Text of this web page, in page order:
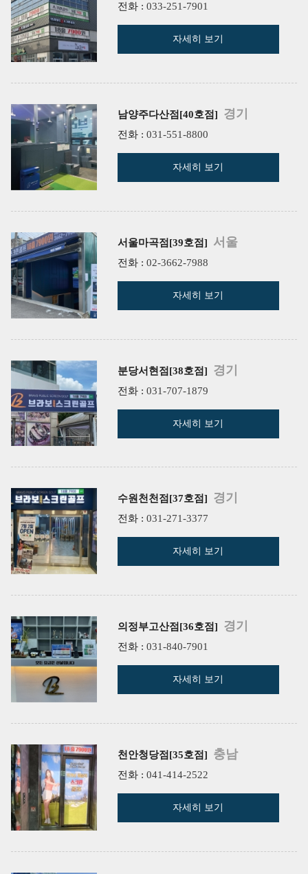
전화 : 033-251-7901
자세히 보기
남양주다산점[40호점] 경기
전화 : 031-551-8800
자세히 보기
서울마곡점[39호점] 서울
전화 : 02-3662-7988
자세히 보기
분당서현점[38호점] 경기
전화 : 031-707-1879
자세히 보기
수원천천점[37호점] 경기
전화 : 031-271-3377
자세히 보기
의정부고산점[36호점] 경기
전화 : 031-840-7901
자세히 보기
천안청당점[35호점] 충남
전화 : 041-414-2522
자세히 보기